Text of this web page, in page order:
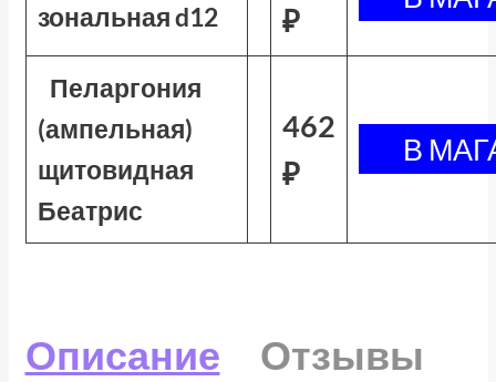
зональная d12
₽
Пеларгония
(ампельная)
щитовидная
Беатрис
462
₽
Описание
Отзывы